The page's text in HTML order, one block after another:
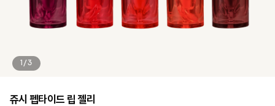
1/3
쥬시 펩타이드 립 젤리